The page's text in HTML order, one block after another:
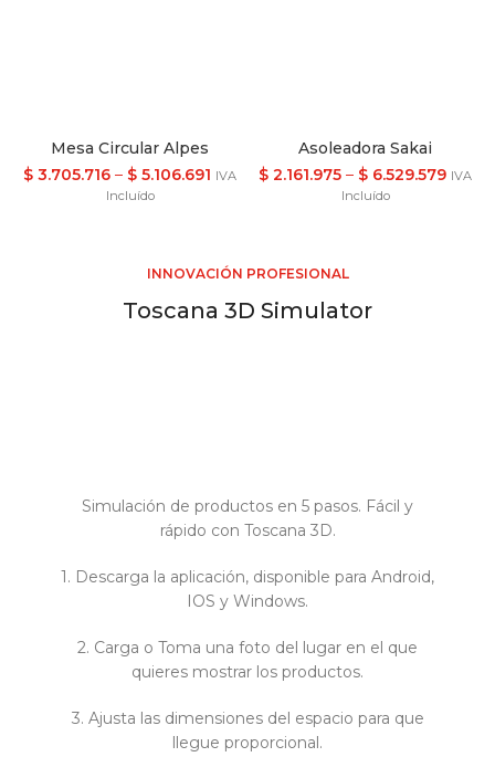
Mesa Circular Alpes
$ 3.705.716 – $ 5.106.691 IVA
Incluído
Asoleadora Sakai
$ 2.161.975 – $ 6.529.579 IVA
Incluído
INNOVACIÓN PROFESIONAL
Toscana 3D Simulator
Simulación de productos en 5 pasos. Fácil y
rápido con Toscana 3D.
1. Descarga la aplicación, disponible para Android,
IOS y Windows.
2. Carga o Toma una foto del lugar en el que
quieres mostrar los productos.
3. Ajusta las dimensiones del espacio para que
llegue proporcional.